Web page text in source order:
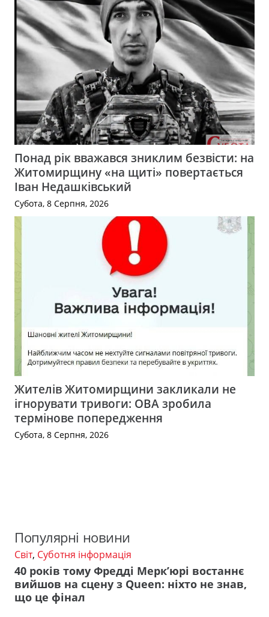
Понад рік вважався зниклим безвісти: на
Житомирщину «на щиті» повертається
Іван Недашківський
Субота, 8 Серпня, 2026
Жителів Житомирщини закликали не
ігнорувати тривоги: ОВА зробила
термінове попередження
Субота, 8 Серпня, 2026
Популярні новини
Світ, Суботня інформація
40 років тому Фредді Мерк’юрі востаннє
вийшов на сцену з Queen: ніхто не знав,
що це фінал